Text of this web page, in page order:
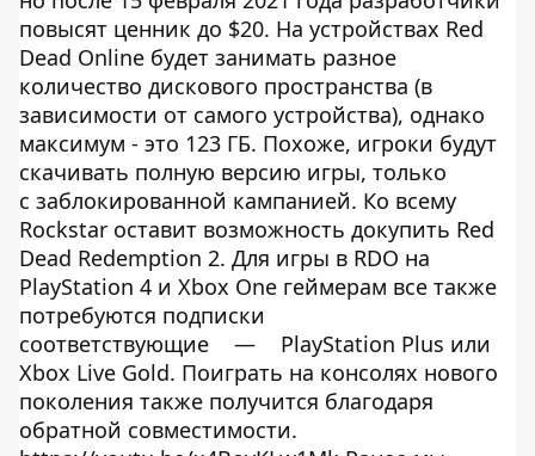
повысят ценник до $20. На устройствах Red
Dead Online будет занимать разное
количество дискового пространства (в
зависимости от самого устройства), однако
максимум - это 123 ГБ. Похоже, игроки будут
скачивать полную версию игры, только
с заблокированной кампанией. Ко всему
Rockstar оставит возможность докупить Red
Dead Redemption 2. Для игры в RDO на
PlayStation 4 и Xbox One геймерам все также
потребуются подписки
соответствующие
—
PlayStation Plus или
Xbox Live Gold. Поиграть на консолях нового
поколения также получится благодаря
обратной совместимости.